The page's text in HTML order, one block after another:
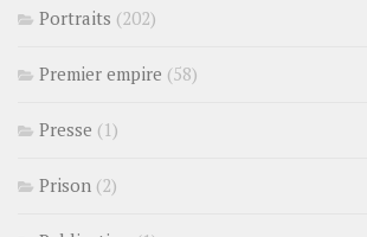
Portraits (202)
Premier empire (58)
Presse (1)
Prison (2)